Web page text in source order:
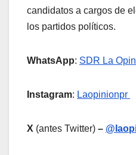
candidatos a cargos de
los partidos políticos.
WhatsApp: SDR La
Instagram: Laopinionpr
X (antes Twitter) –